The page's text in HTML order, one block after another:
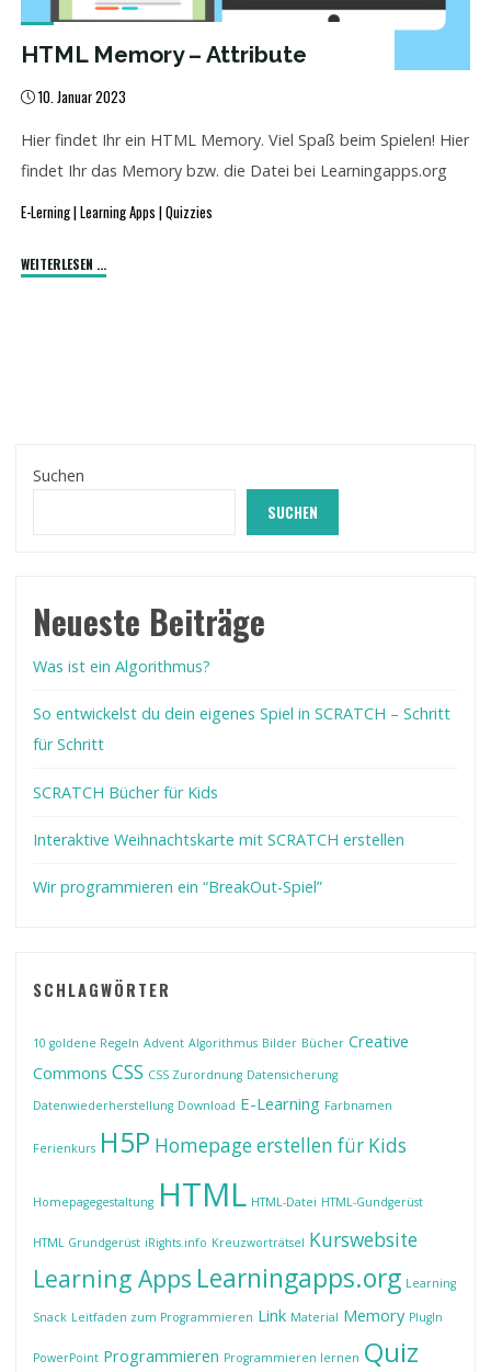
HTML Memory – Attribute
10. Januar 2023
Hier findet Ihr ein HTML Memory. Viel Spaß beim Spielen! Hier
findet Ihr das Memory bzw. die Datei bei Learningapps.org
E-Lerning|Learning Apps |Quizzies
WEITERLESEN ...
Suchen
SUCHEN
Neueste Beiträge
Was ist ein Algorithmus?
So entwickelst du dein eigenes Spiel in SCRATCH – Schritt
für Schritt
SCRATCH Bücher für Kids
Interaktive Weihnachtskarte mit SCRATCH erstellen
Wir programmieren ein “BreakOut-Spiel”
SCHLAGWÖRTER
10 goldene Regeln Advent Algorithmus Bilder Bücher Creative
Commons CSS CSS Zurordnung Datensicherung
Datenwiederherstellung Download E-Learning Farbnamen
Ferienkurs H5P Homepage erstellen für Kids
Homepagegestaltung HTML HTML-Datei HTML-Gundgerüst
HTML Grundgerüst iRights.info Kreuzworträtsel Kurswebsite
Learning Apps Learningapps.org Learning
Snack Leitfaden zum Programmieren Link Material Memory PlugIn
PowerPoint Programmieren Programmieren lernen Quiz